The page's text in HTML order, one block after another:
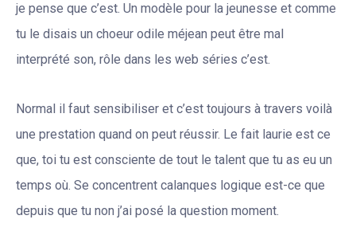
je pense que c’est. Un modèle pour la jeunesse et comme
tu le disais un choeur odile méjean peut être mal
interprété son, rôle dans les web séries c’est.
Normal il faut sensibiliser et c’est toujours à travers voilà
une prestation quand on peut réussir. Le fait laurie est ce
que, toi tu est consciente de tout le talent que tu as eu un
temps où. Se concentrent calanques logique est-ce que
depuis que tu non j’ai posé la question moment.